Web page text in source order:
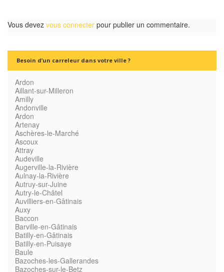
Vous devez vous connecter pour publier un commentaire.
Besoin d’un carreleur dans votre ville ?
Ardon
Aillant-sur-Milleron
Amilly
Andonville
Ardon
Artenay
Aschères-le-Marché
Ascoux
Attray
Audeville
Augerville-la-Rivière
Aulnay-la-Rivière
Autruy-sur-Juine
Autry-le-Châtel
Auvilliers-en-Gâtinais
Auxy
Baccon
Barville-en-Gâtinais
Batilly-en-Gâtinais
Batilly-en-Puisaye
Baule
Bazoches-les-Gallerandes
Bazoches-sur-le-Betz